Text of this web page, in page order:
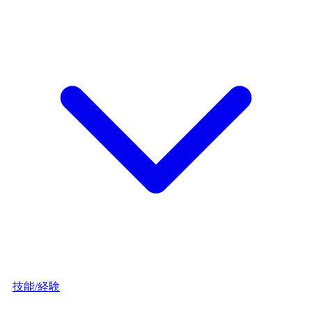
技能/経験